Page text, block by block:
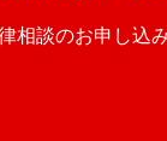
相談のお申し込